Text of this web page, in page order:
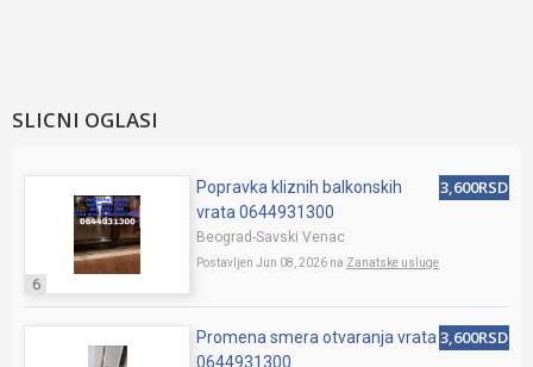
SLICNI OGLASI
6
Popravka kliznih balkonskih
vrata 0644931300
Beograd-Savski Venac
Postavljen Jun 08, 2026 na Zanatske usluge
3,600RSD
Promena smera otvaranja vrata
0644931300
3,600RSD